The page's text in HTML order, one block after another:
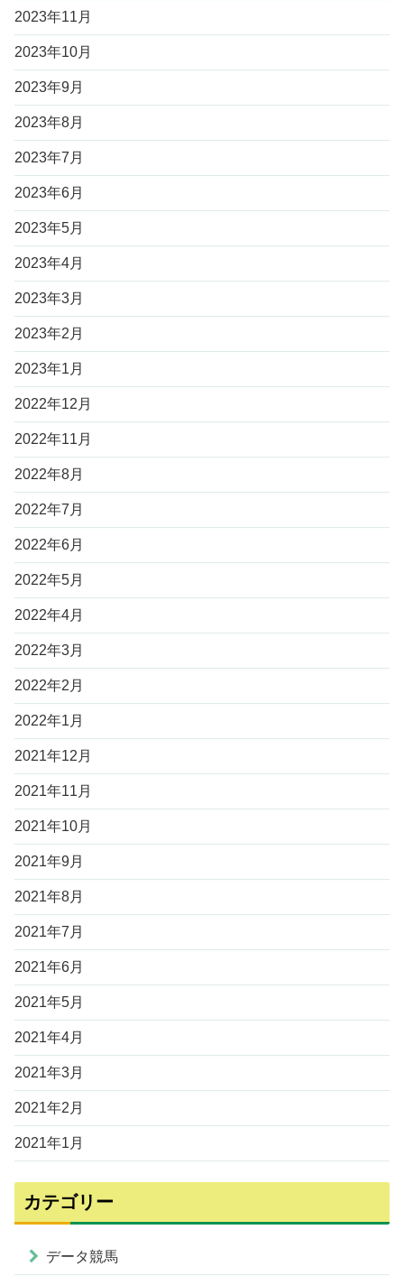
2023年11月
2023年10月
2023年9月
2023年8月
2023年7月
2023年6月
2023年5月
2023年4月
2023年3月
2023年2月
2023年1月
2022年12月
2022年11月
2022年8月
2022年7月
2022年6月
2022年5月
2022年4月
2022年3月
2022年2月
2022年1月
2021年12月
2021年11月
2021年10月
2021年9月
2021年8月
2021年7月
2021年6月
2021年5月
2021年4月
2021年3月
2021年2月
2021年1月
カテゴリー
データ競馬